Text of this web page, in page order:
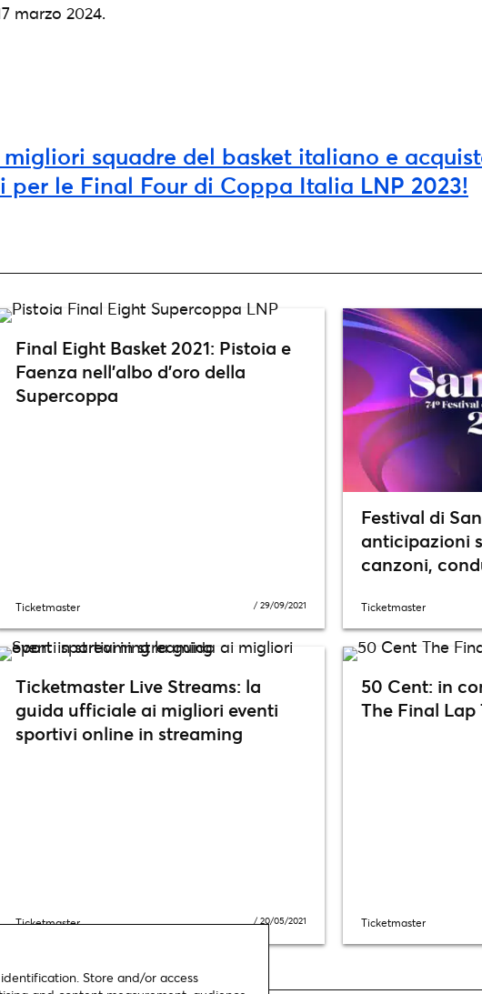
marzo 2024.
squadre del basket italiano e
le Final Four di Coppa Italia LNP 2023!
Final Eight Basket 2021: Pistoia e
Faenza nell’albo d’oro della
Supercoppa
Ticketmaster /29/09/2021
Festival di
anticipazioni
canzoni,
Ticketmaster
Ticketmaster Live Streams: la
guida ufficiale ai migliori eventi
sportivi online in streaming
Ticketmaster /20/05/2021
50 Cent: in
The Final Lap
Ticketmaster
Store and/or access